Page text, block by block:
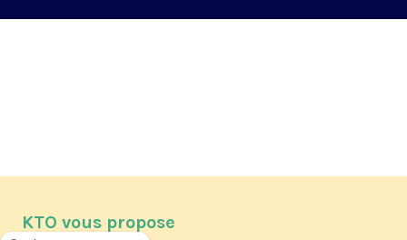
KTO vous propose